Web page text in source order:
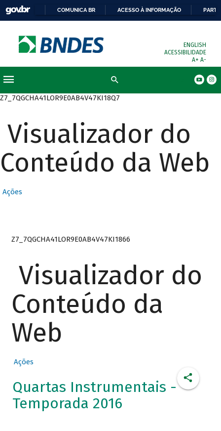
COMUNICA BR ACESSO À INFORMAÇÃO
ENGLISH
ACESSIBILIDADE
A+ A-
Z7_7QGCHA41LOR9E0AB4V47KI18Q7
Visualizador do
Conteúdo da Web
Ações
Z7_7QGCHA41LOR9E0AB4V47KI1866
Visualizador do
Conteúdo da
Web
Ações
Quartas Instrumentais -
Temporada 2016